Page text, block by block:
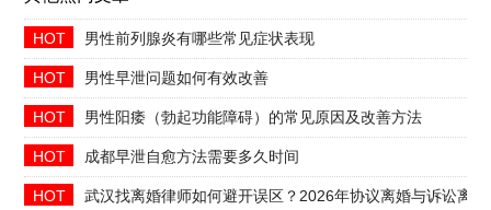
HOT 男性前列腺炎有哪些常见症状表现
HOT 男性早泄问题如何有效改善
HOT 男性阳痿（勃起功能障碍）的常见原因及改善方法
HOT 成都早泄自愈方法需要多久时间
HOT 武汉找离婚律师如何避开误区？2026年协议离婚与诉讼离